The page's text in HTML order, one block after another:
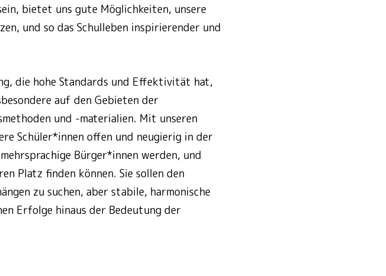
bietet uns gute Möglichkeiten, unsere
und so das Schulleben inspirierender und
die hohe Standards und Effektivität hat,
auf den Gebieten der
und -materialien. Mit unseren
Schüler*innen offen und neugierig in der
Bürger*innen werden, und
Platz finden können. Sie sollen den
zu suchen, aber stabile, harmonische
Erfolge hinaus der Bedeutung der